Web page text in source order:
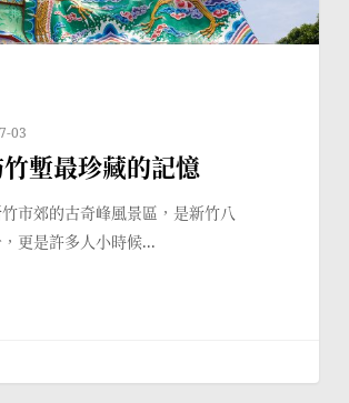
03
塹最珍藏的記憶
市郊的古奇峰風景區，是新竹八
更是許多人小時候...